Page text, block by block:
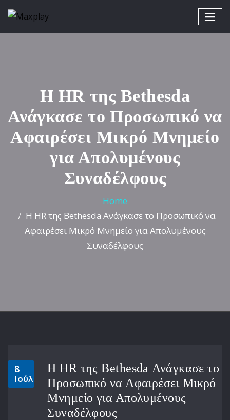
Η HR της Bethesda
Ανάγκασε το Προσωπικό να
Αφαιρέσει Μικρό Μνημείο
για Απολυμένους
Συναδέλφους
Home
Η HR της Bethesda Ανάγκασε το Προσωπικό να
Αφαιρέσει Μικρό Μνημείο για Απολυμένους
Συναδέλφους
8
Ιούλ
Η HR της Bethesda Ανάγκασε το
Προσωπικό να Αφαιρέσει Μικρό
Μνημείο για Απολυμένους
Συναδέλφους